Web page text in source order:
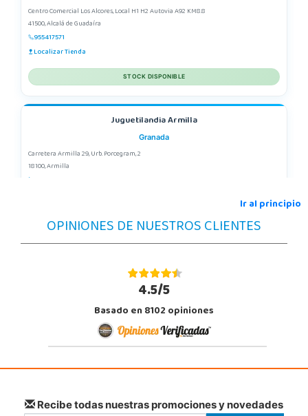
Centro Comercial Los Alcores, Local H1 H2 Autovia A92 KM8.8
41500, Alcalá de Guadaíra
955417571
Localizar Tienda
STOCK DISPONIBLE
Juguetilandia Armilla
Granada
Carretera Armilla 29, Urb. Porcegram, 2
18100, Armilla
Juguetilandia Huelva
Huelva
Avenida Molino de la Vega, C.C. Puerta del Odiel, Pol. Pesquero Norte, Nave 4
Juguetilandia Lugo
Ir al principio
OPINIONES DE NUESTROS CLIENTES
4.5/5
Basado en 8102 opiniones
Recibe todas nuestras promociones y novedades